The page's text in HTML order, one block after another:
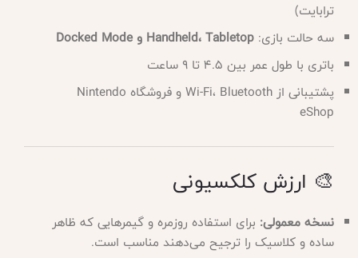
ترابایت)
سه حالت بازی: Handheld، Tabletop و Docked Mode
باتری با طول عمر بین ۴.۵ تا ۹ ساعت
پشتیبانی از Wi-Fi، Bluetooth و فروشگاه Nintendo
eShop
🎨 ارزش کلکسیونی
نسخه معمولی: برای استفاده روزمره و گیمرهایی که ظاهر
ساده و کلاسیک را ترجیح می‌دهند مناسب است.